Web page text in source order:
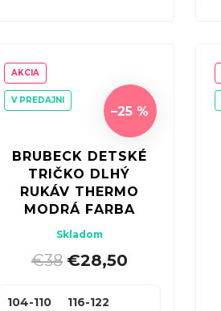
AKCIA
V PREDAJNI
–25 %
BRUBECK DETSKÉ
TRIČKO DLHÝ
RUKÁV THERMO
MODRÁ FARBA
Skladom
€38| €28,50
104-110 116-122